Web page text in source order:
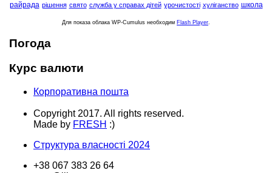
райрада рішення свято служба у справах дітей урочистості хуліганство школа
Для показа облака WP-Cumulus необходим Flash Player.
Погода
Курс валюти
Корпоративна пошта
Copyright 2017. All rights reserved.
Made by FRESH :)
Структура власності 2024
+38 067 383 26 64